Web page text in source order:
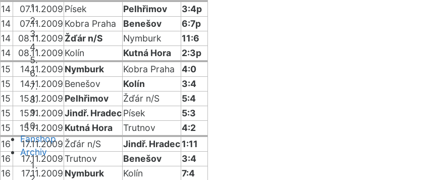
Fanshop
Archiv
14
07.11.2009 Písek Pelhřimov
3:4p
14
07.11.2009 Kobra Praha Benešov
6:7p
14
08.11.2009 Žďár n/S Nymburk
11:6
14
08.11.2009 Kolín Kutná Hora
2:3p
15
14.11.2009 Nymburk Kobra Praha
4:0
15
14.11.2009 Benešov Kolín
3:4
15
15.11.2009 Pelhřimov Žďár n/S
5:4
15
15.11.2009Jindř. HradecPísek
5:3
15
15.11.2009 Kutná Hora Trutnov
4:2
16
17.11.2009 Žďár n/S Jindř. Hradec1:11
16
17.11.2009Trutnov Benešov
3:4
16
17.11.2009 Nymburk Kolín
7:4